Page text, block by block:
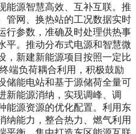
能源智慧高效、互补互联。推
管网、换热站的工况数据实时
行参数，准确及时处理供热事
平。推动分布式电源和智慧微
，新建新能源项目按照一定比
端负荷耦合利用，积极鼓励
储能电站和基于源储荷全量可
新能源消纳，实现调峰、调
能源资源的优化配置。利用东
纳能力，整合热力、燃气利用